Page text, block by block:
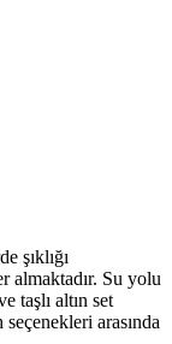
şıklığı
almaktadır. Su yolu
taşlı altın set
arasında